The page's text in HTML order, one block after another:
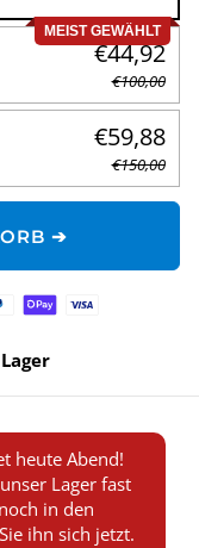
MEIST GEWÄHLT
€44,92
€100,00
€59,88
€150,00
➔
heute Abend!
Lager fast
in den
ihn sich jetzt.